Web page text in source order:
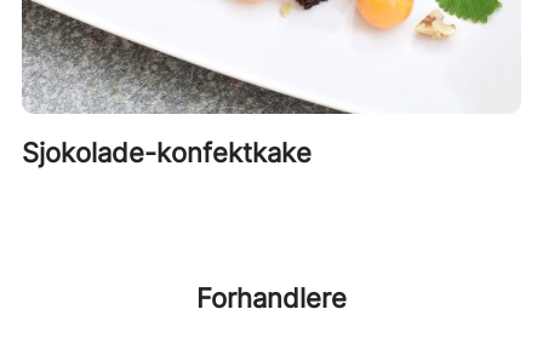
Sjokolade-konfektkake
Forhandlere